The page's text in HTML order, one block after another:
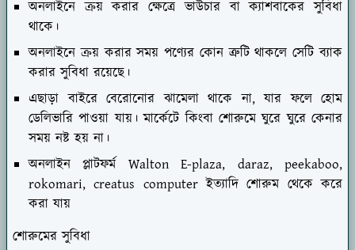
অনলাইনে ক্রয় করার ক্ষেত্রে ভাউচার বা ক্যাশবাকের সুবিধা
থাকে।
অনলাইনে ক্রয় করার সময় পণ্যের কোন ত্রুটি থাকলে সেটি ব্যাক
করার সুবিধা রয়েছে।
এছাড়া বাইরে বেরোনোর ঝামেলা থাকে না, যার ফলে হোম
ডেলিভারি পাওয়া যায়। মার্কেটে কিংবা শোরুমে ঘুরে ঘুরে কেনার
সময় নষ্ট হয় না।
অনলাইন প্লাটফর্ম Walton E-plaza, daraz, peekaboo,
rokomari, creatus computer ইত্যাদি শোরুম থেকে করে
করা যায়
শোরুমের সুবিধা